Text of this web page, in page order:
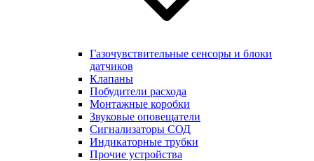
Газочувствительные сенсоры и блоки
датчиков
Клапаны
Побудители расхода
Монтажные коробки
Звуковые оповещатели
Сигнализаторы СОД
Индикаторные трубки
Прочие устройства